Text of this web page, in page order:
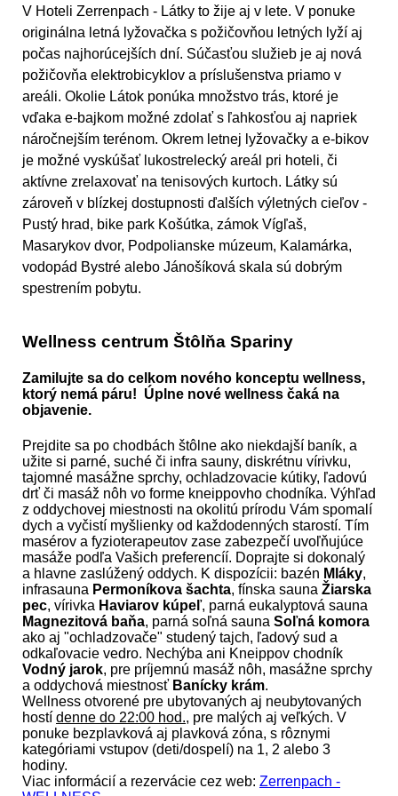
V Hoteli Zerrenpach - Látky to žije aj v lete. V ponuke
originálna letná lyžovačka s požičovňou letných lyží aj
počas najhorúcejších dní. Súčasťou služieb je aj nová
požičovňa elektrobicyklov a príslušenstva priamo v
areáli. Okolie Látok ponúka množstvo trás, ktoré je
vďaka e-bajkom možné zdolať s ľahkosťou aj napriek
náročnejším terénom. Okrem letnej lyžovačky a e-bikov
je možné vyskúšať lukostrelecký areál pri hoteli, či
aktívne zrelaxovať na tenisových kurtoch. Látky sú
zároveň v blízkej dostupnosti ďalších výletných cieľov -
Pustý hrad, bike park Košútka, zámok Vígľaš,
Masarykov dvor, Podpolianske múzeum, Kalamárka,
vodopád Bystré alebo Jánošíková skala sú dobrým
spestrením pobytu.
Wellness centrum Štôlňa Spariny
Zamilujte sa do celkom nového konceptu wellness,
ktorý nemá páru! Úplne nové wellness čaká na
objavenie.
Prejdite sa po chodbách štôlne ako niekdajší baník, a
užite si parné, suché či infra sauny, diskrétnu vírivku,
tajomné masážne sprchy, ochladzovacie kútiky, ľadovú
drť či masáž nôh vo forme kneippovho chodníka. Výhľad
z oddychovej miestnosti na okolitú prírodu Vám spomalí
dych a vyčistí myšlienky od každodenných starostí. Tím
masérov a fyzioterapeutov zase zabezpečí uvoľňujúce
masáže podľa Vašich preferencíí. Doprajte si dokonalý
a hlavne zaslúžený oddych. K dispozícii: bazén Mláky,
infrasauna Permoníkova šachta, fínska sauna Žiarska
pec, vírivka Haviarov kúpeľ, parná eukalyptová sauna
Magnezitová baňa, parná soľná sauna Soľná komora
ako aj "ochladzovače" studený tajch, ľadový sud a
odkaľovacie vedro. Nechýba ani Kneippov chodník
Vodný jarok, pre príjemnú masáž nôh, masážne sprchy
a oddychová miestnosť Banícky krám.
Wellness otvorené pre ubytovaných aj neubytovaných
hostí denne do 22:00 hod., pre malých aj veľkých. V
ponuke bezplavková aj plavková zóna, s rôznymi
kategóriami vstupov (deti/dospelí) na 1, 2 alebo 3
hodiny.
Viac informácií a rezervácie cez web: Zerrenpach -